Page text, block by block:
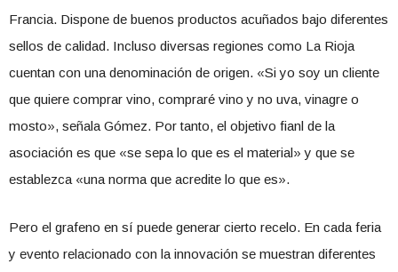
Francia. Dispone de buenos productos acuñados bajo diferentes
sellos de calidad. Incluso diversas regiones como La Rioja
cuentan con una denominación de origen. «Si yo soy un cliente
que quiere comprar vino, compraré vino y no uva, vinagre o
mosto», señala Gómez. Por tanto, el objetivo fianl de la
asociación es que «se sepa lo que es el material» y que se
establezca «una norma que acredite lo que es».
Pero el grafeno en sí puede generar cierto recelo. En cada feria
y evento relacionado con la innovación se muestran diferentes